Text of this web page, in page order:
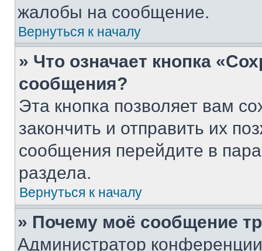
жалобы на сообщение.
Вернуться к началу
» Что означает кнопка
сообщения?
Эта кнопка позволяет вам
закончить и отправить их
сообщения перейдите в
раздела.
Вернуться к началу
» Почему моё сообщение
Администратор